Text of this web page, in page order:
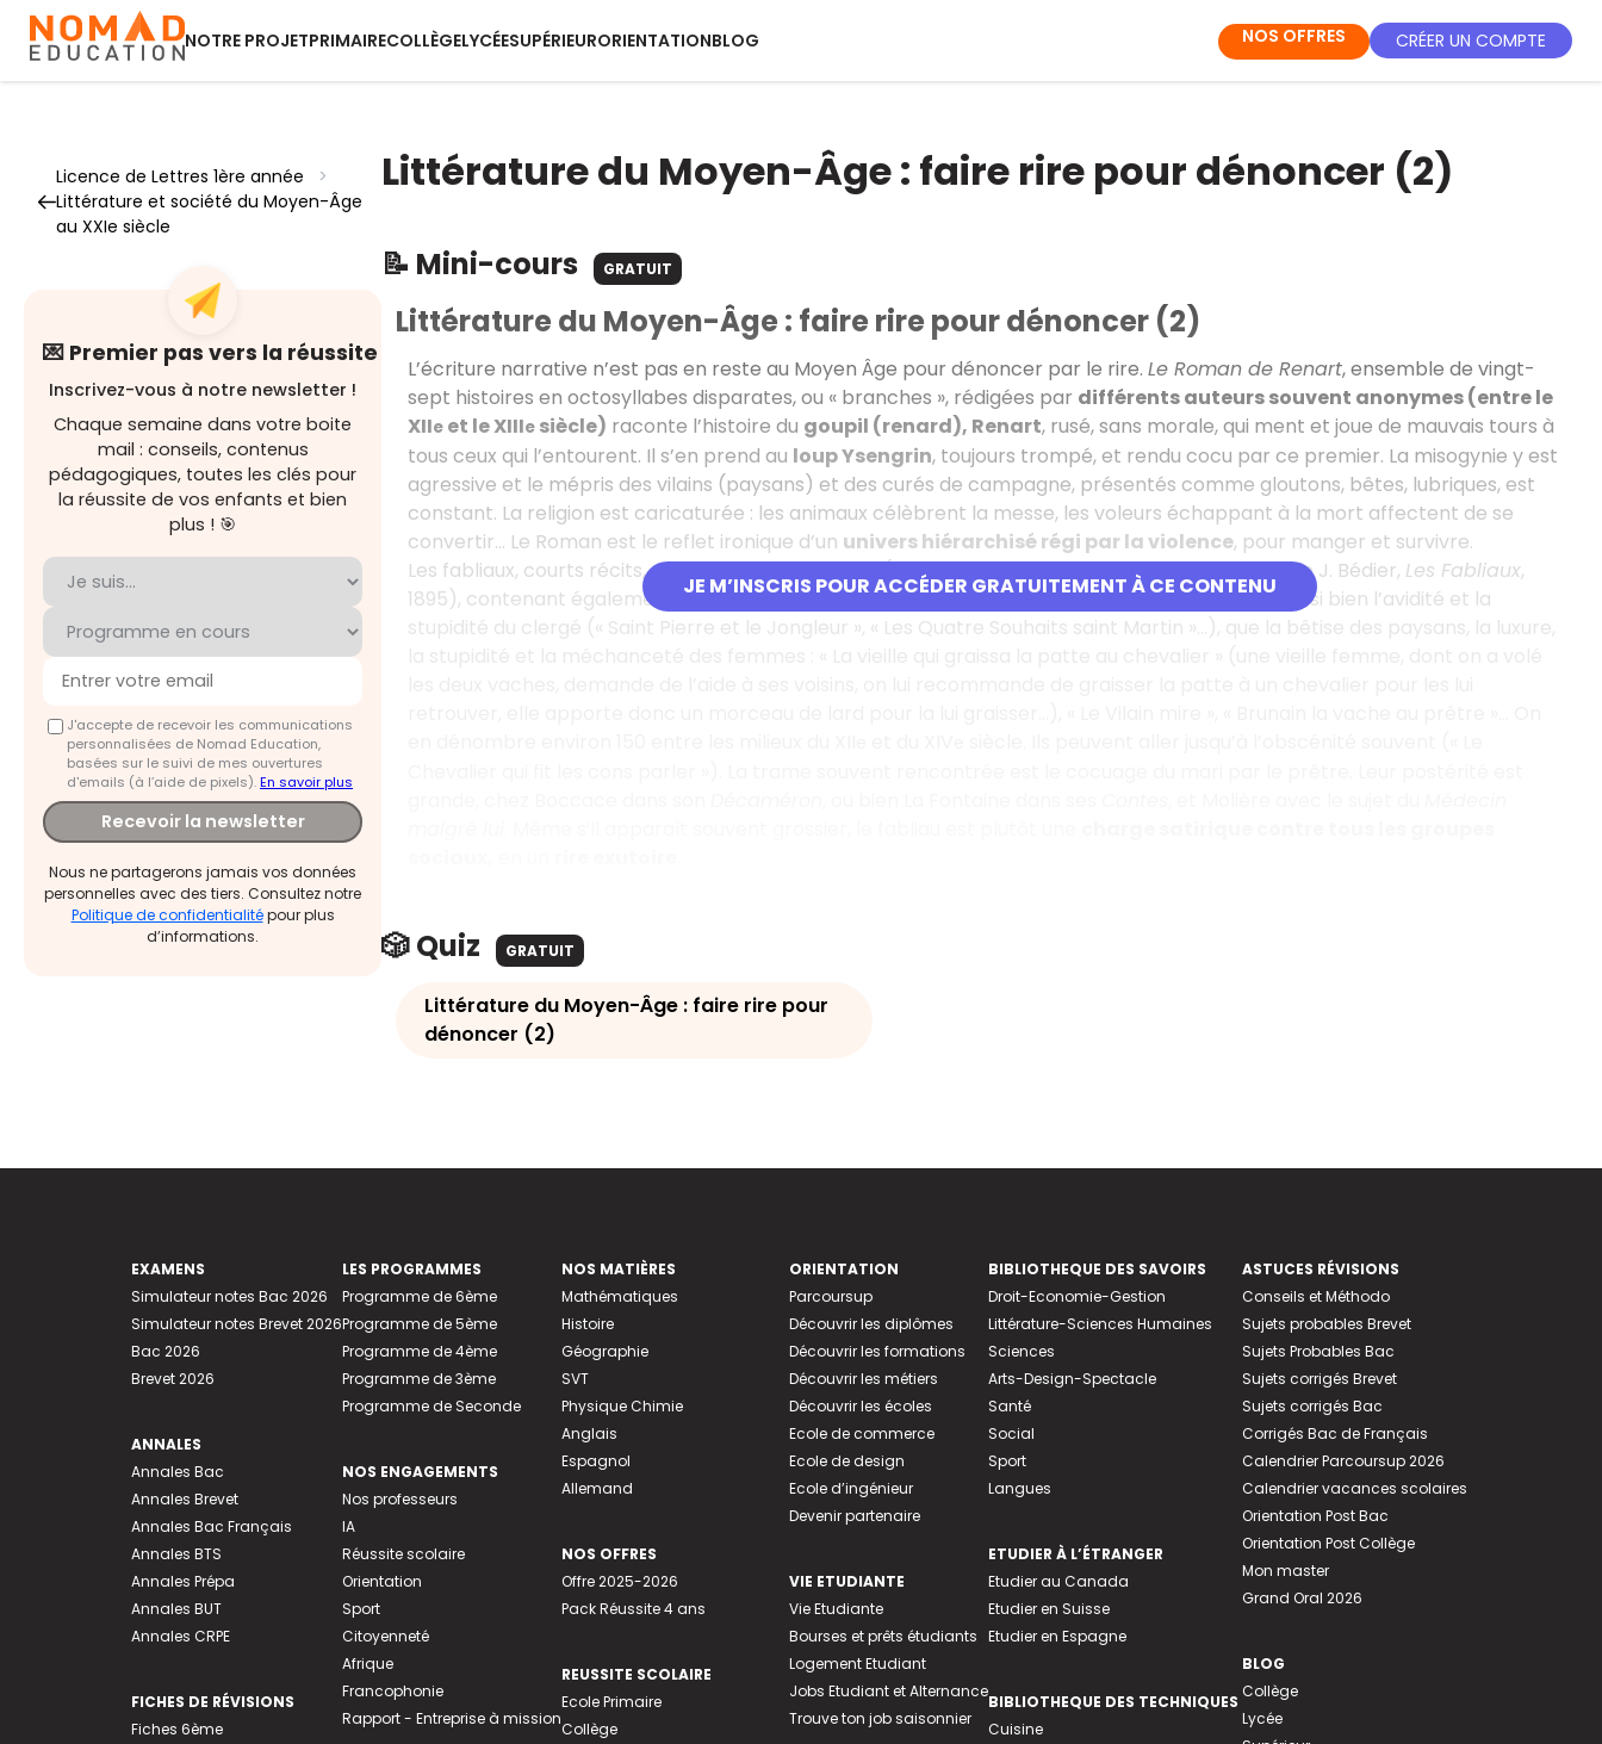
NOTRE PROJETPRIMAIRECOLLÈGELYCÉESUPÉRIEURORIENTATIONBLOG NOS OFFRES CRÉER UN COMPTE
Licence de Lettres 1ère année
>
Littérature et société du Moyen-Âge
au XXIe siècle
💌 Premier pas vers la réussite
Inscrivez-vous à notre newsletter !
Chaque semaine dans votre boite
mail : conseils, contenus
pédagogiques, toutes les clés pour
la réussite de vos enfants et bien
plus ! 🎯
J'accepte de recevoir les communications
personnalisées de Nomad Education,
basées sur le suivi de mes ouvertures
d'emails (à l’aide de pixels).En savoir plus
Recevoir la newsletter
Nous ne partagerons jamais vos données
personnelles avec des tiers. Consultez notre
Politique de confidentialitépour plus
d’informations.
Littérature du Moyen-Âge : faire rire pour dénoncer (2)
📝 Mini-cours GRATUIT
JE M’INSCRIS POUR ACCÉDER GRATUITEMENT À CE CONTENU
Littérature du Moyen-Âge : faire rire pour dénoncer (2)
L’écriture narrative n’est pas en reste au Moyen Âge pour dénoncer par le rire. Le Roman de Renart, ensemble de vingt-
sept histoires en octosyllabes disparates, ou « branches », rédigées par différents auteurs souvent anonymes (entre le
XIIeet le XIIIesiècle) raconte l’histoire du goupil (renard), Renart, rusé, sans morale, qui ment et joue de mauvais tours à
tous ceux qui l’entourent. Il s’en prend au loup Ysengrin, toujours trompé, et rendu cocu par ce premier. La misogynie y est
agressive et le mépris des vilains (paysans) et des curés de campagne, présentés comme gloutons, bêtes, lubriques, est
constant. La religion est caricaturée : les animaux célèbrent la messe, les voleurs échappant à la mort affectent de se
convertir… Le Roman est le reflet ironique d’un univers hiérarchisé régi par la violence, pour manger et survivre.
Les fabliaux, courts récits, en vers, à visée comique (« contes à rire en vers », selon l’expression de J. Bédier, Les Fabliaux,
1895), contenant également une leçon de morale située à la fin du texte, critiquent, eux aussi, aussi bien l’avidité et la
stupidité du clergé (« Saint Pierre et le Jongleur », « Les Quatre Souhaits saint Martin »…), que la bêtise des paysans, la luxure,
🎲 Quiz GRATUIT
Littérature du Moyen-Âge : faire rire pour
dénoncer (2)
EXAMENS
Simulateur notes Bac 2026
Simulateur notes Brevet 2026
Bac 2026
Brevet 2026
ANNALES
Annales Bac
Annales Brevet
Annales Bac Français
Annales BTS
Annales Prépa
Annales BUT
Annales CRPE
FICHES DE RÉVISIONS
Fiches 6ème
LES PROGRAMMES
Programme de 6ème
Programme de 5ème
Programme de 4ème
Programme de 3ème
Programme de Seconde
NOS ENGAGEMENTS
Nos professeurs
IA
Réussite scolaire
Orientation
Sport
Citoyenneté
Afrique
Francophonie
Rapport - Entreprise à mission
NOS MATIÈRES
Mathématiques
Histoire
Géographie
SVT
Physique Chimie
Anglais
Espagnol
Allemand
NOS OFFRES
Offre 2025-2026
Pack Réussite 4 ans
REUSSITE SCOLAIRE
Ecole Primaire
Collège
ORIENTATION
Parcoursup
Découvrir les diplômes
Découvrir les formations
Découvrir les métiers
Découvrir les écoles
Ecole de commerce
Ecole de design
Ecole d’ingénieur
Devenir partenaire
VIE ETUDIANTE
Vie Etudiante
Bourses et prêts étudiants
Logement Etudiant
Jobs Etudiant et Alternance
Trouve ton job saisonnier
BIBLIOTHEQUE DES SAVOIRS
Droit-Economie-Gestion
Littérature-Sciences Humaines
Sciences
Arts-Design-Spectacle
Santé
Social
Sport
Langues
ETUDIER À L’ÉTRANGER
Etudier au Canada
Etudier en Suisse
Etudier en Espagne
BIBLIOTHEQUE DES TECHNIQUES
Cuisine
ASTUCES RÉVISIONS
Conseils et Méthodo
Sujets probables Brevet
Sujets Probables Bac
Sujets corrigés Brevet
Sujets corrigés Bac
Corrigés Bac de Français
Calendrier Parcoursup 2026
Calendrier vacances scolaires
Orientation Post Bac
Orientation Post Collège
Mon master
Grand Oral 2026
BLOG
Collège
Lycée